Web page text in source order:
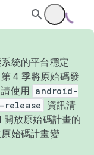
統的平台穩定
4 季將原始碼發
使用 android-
資訊清
放原始碼計畫的
始碼計畫變